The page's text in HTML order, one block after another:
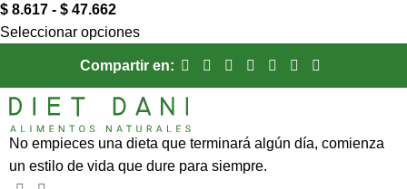
$ 8.617 - $ 47.662
Seleccionar opciones
Compartir en:
No empieces una dieta que terminará algún día, comienza
un estilo de vida que dure para siempre.